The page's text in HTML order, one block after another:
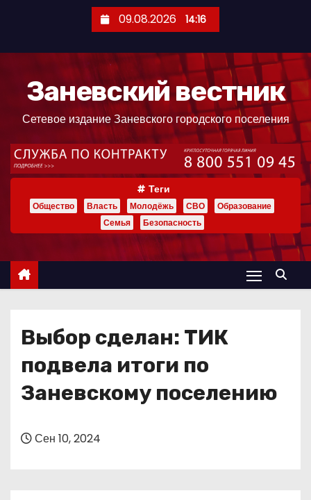
ж
09.08.2026 14:16
Заневский вестник
Сетевое издание Заневского городского поселения
Теги
Общество Власть Молодёжь СВО
Образование
Семья
Безопасность
Выбор сделан: ТИК
подвела итоги по
Заневскому поселению
Сен 10, 2024